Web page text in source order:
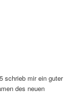
schrieb mir ein guter
des neuen